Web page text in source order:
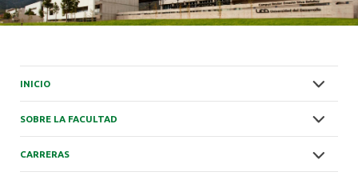
INICIO
SOBRE LA FACULTAD
CARRERAS